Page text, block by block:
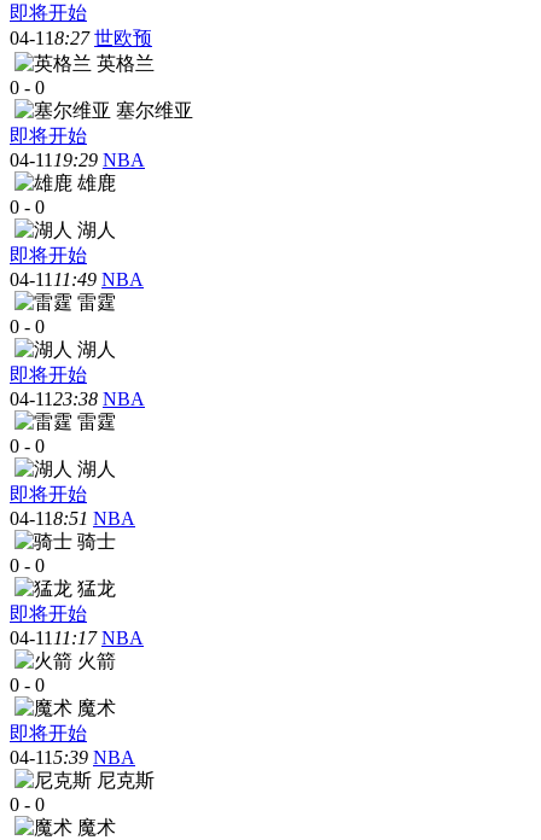
即将开始
04-118:27 世欧预
英格兰
0 - 0
塞尔维亚
即将开始
04-11 19:29 NBA
雄鹿
0 - 0
湖人
即将开始
04-11 11:49 NBA
雷霆
0 - 0
湖人
即将开始
04-1123:38 NBA
雷霆
0 - 0
湖人
即将开始
04-118:51 NBA
骑士
0 - 0
猛龙
即将开始
04-11 11:17 NBA
火箭
0 - 0
魔术
即将开始
04-115:39 NBA
尼克斯
0 - 0
魔术